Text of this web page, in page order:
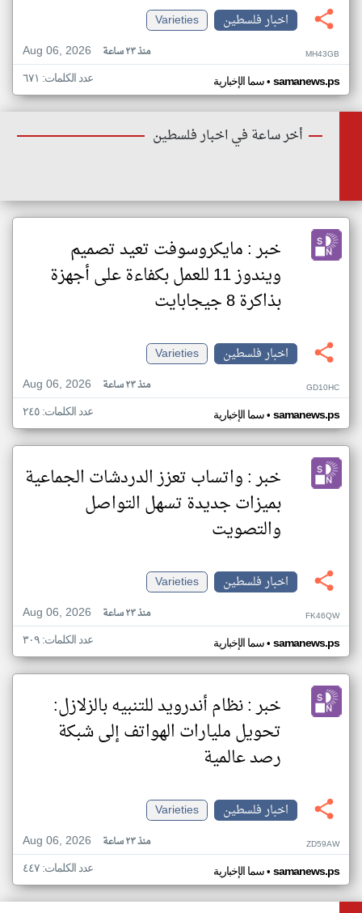
اخبار فلسطين
Varieties
Aug 06, 2026
منذ ٢٣ ساعة MH43GB
سما الإخبارية• samanews.ps عدد الكلمات: ٦٧١
أخر ساعة في اخبار فلسطين
خبر : مايكروسوفت تعيد تصميم
ويندوز 11 للعمل بكفاءة على أجهزة
بذاكرة 8 جيجابايت
اخبار فلسطين
Varieties
Aug 06, 2026
منذ ٢٣ ساعة GD10HC
سما الإخبارية• samanews.ps عدد الكلمات: ٢٤٥
خبر : واتساب تعزز الدردشات الجماعية
بميزات جديدة تسهل التواصل
والتصويت
اخبار فلسطين
Varieties
Aug 06, 2026
منذ ٢٣ ساعة FK46QW
سما الإخبارية• samanews.ps عدد الكلمات: ٣٠٩
خبر : نظام أندرويد للتنبيه بالزلازل:
تحويل مليارات الهواتف إلى شبكة
رصد عالمية
اخبار فلسطين
Varieties
Aug 06, 2026
منذ ٢٣ ساعة ZD59AW
سما الإخبارية• samanews.ps عدد الكلمات: ٤٤٧